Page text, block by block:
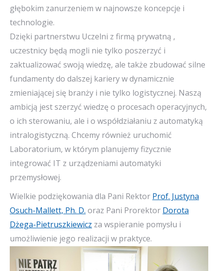
głębokim zanurzeniem w najnowsze koncepcje i
technologie.
Dzięki partnerstwu Uczelni z firmą prywatną ,
uczestnicy będą mogli nie tylko poszerzyć i
zaktualizować swoją wiedzę, ale także zbudować silne
fundamenty do dalszej kariery w dynamicznie
zmieniającej się branży i nie tylko logistycznej. Naszą
ambicją jest szerzyć wiedzę o procesach operacyjnych,
o ich sterowaniu, ale i o współdziałaniu z automatyką
intralogistyczną. Chcemy również uruchomić
Laboratorium, w którym planujemy fizycznie
integrować IT z urządzeniami automatyki
przemysłowej.
Wielkie podziękowania dla Pani Rektor Prof. Justyna
Osuch-Mallett, Ph. D. oraz Pani Prorektor Dorota
Dżega-Pietruszkiewicz za wspieranie pomysłu i
umożliwienie jego realizacji w praktyce.